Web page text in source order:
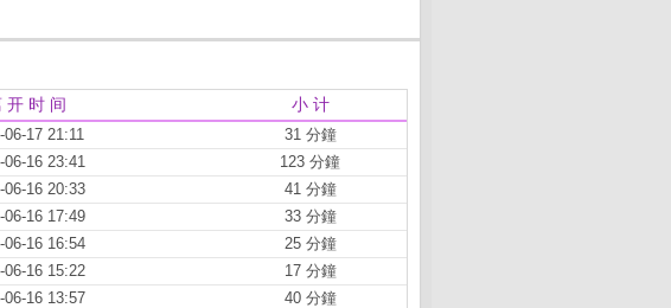
开 时 间 小 计
06-17 21:11
31 分鐘
06-16 23:41
123 分鐘
06-16 20:33
41 分鐘
06-16 17:49
33 分鐘
06-16 16:54
25 分鐘
06-16 15:22
17 分鐘
06-16 13:57
40 分鐘